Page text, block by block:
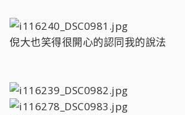
倪大也笑得很開心的認同我的說法